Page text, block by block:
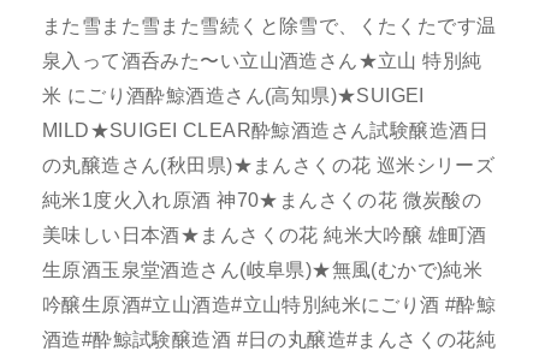
また雪また雪また雪続くと除雪で、くたくたです温
泉入って酒呑みた〜い立山酒造さん★立山 特別純
米 にごり酒酔鯨酒造さん(高知県)★SUIGEI
MILD★SUIGEI CLEAR酔鯨酒造さん試験醸造酒日
の丸醸造さん(秋田県)★まんさくの花 巡米シリーズ
純米1度火入れ原酒 神70★まんさくの花 微炭酸の
美味しい日本酒★まんさくの花 純米大吟醸 雄町酒
生原酒玉泉堂酒造さん(岐阜県)★無風(むかで)純米
吟醸生原酒#立山酒造#立山特別純米にごり酒 #酔鯨
酒造#酔鯨試験醸造酒 #日の丸醸造#まんさくの花純